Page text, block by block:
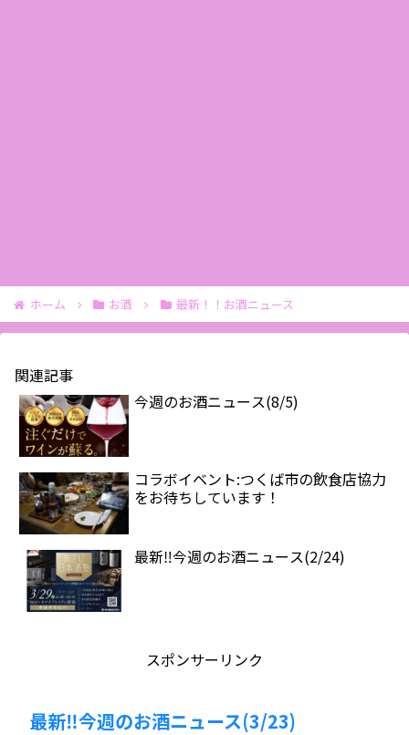
ホーム お酒 最新！！お酒ニュース
関連記事
今週のお酒ニュース(8/5)
コラボイベント:つくば市の飲食店協力
をお待ちしています！
最新‼️今週のお酒ニュース(2/24)
スポンサーリンク
最新‼️今週のお酒ニュース(3/23)